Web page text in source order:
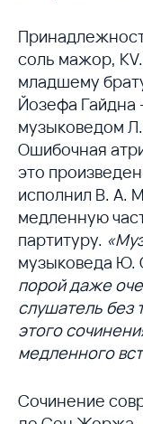
соль мажор,
младшему
Йозефа Гайдна
музыковедом
Ошибочная
это
исполнил В. А.
медленную
партитуру.
музыковеда Ю.
порой даже
слушатель без
этого
медленного
Сочинение